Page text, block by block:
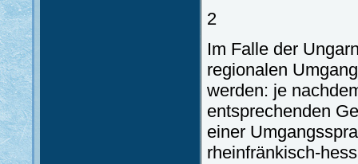
2
Im Falle der
regionalen
werden: je
entsprechenden
einer
rheinfränkisch-